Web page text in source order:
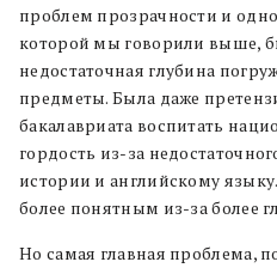
проблем прозрачности и
которой мы говорили выше,
недостаточная глубина
предметы. Была даже
бакалавриата воспитать
гордость из-за
истории и английскому языку.
более понятным из-за более
Но самая главная проблема,